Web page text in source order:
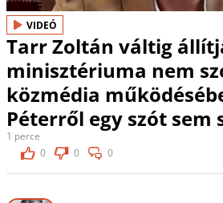
VIDEÓ
Tarr Zoltán váltig
minisztériuma nem
közmédia
Péterről egy szót sem
1 perce
0
0 0